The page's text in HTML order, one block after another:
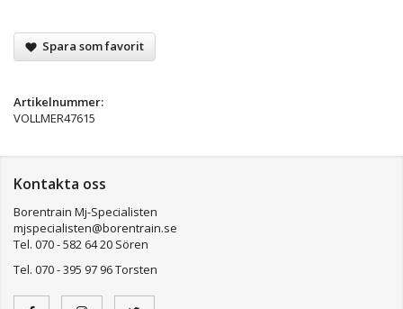
Spara som favorit
Artikelnummer:
VOLLMER47615
Kontakta oss
Borentrain Mj-Specialisten
mjspecialisten@borentrain.se
Tel. 070 - 582 64 20 Sören
Tel. 070 - 395 97 96 Torsten